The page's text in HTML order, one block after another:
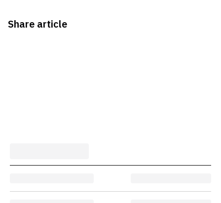
Share article